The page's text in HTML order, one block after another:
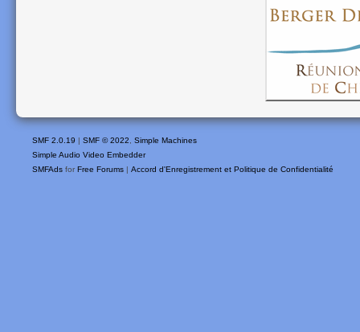
SMF 2.0.19 | SMF © 2022, Simple Machines
Simple Audio Video Embedder
SMFAds for Free Forums | Accord d'Enregistrement et Politique de Confidentialité